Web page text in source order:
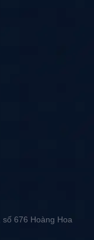
676 Hoàng Hoa